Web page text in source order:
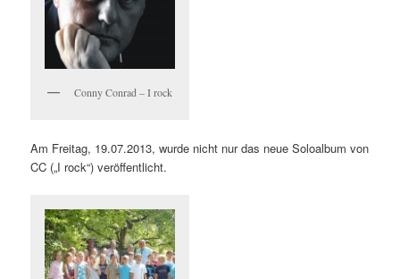
Conny Conrad – I rock
Am Freitag, 19.07.2013, wurde nicht nur das neue Soloalbum von
CC („I rock“) veröffentlicht.